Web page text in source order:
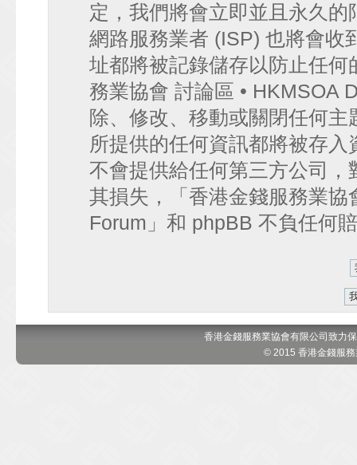
定，我們將會立即並且永久
網路服務業者 (ISP) 也將會收
址都將被記錄儲存以防止任
務業協會 討論區 • HKMSOA
除、修改、移動或關閉任何
所提供的任何資訊都將被存
不會提供給任何第三方公司
其損失，「香港金錢服務業
Forum」和 phpBB 不負任何
香港金錢服務業協會有限公司致力
© 2015 香港金錢服